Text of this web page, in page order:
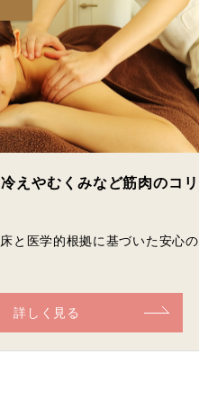
えやむくみなど筋肉のコリ
と医学的根拠に基づいた安心の
詳しく見る